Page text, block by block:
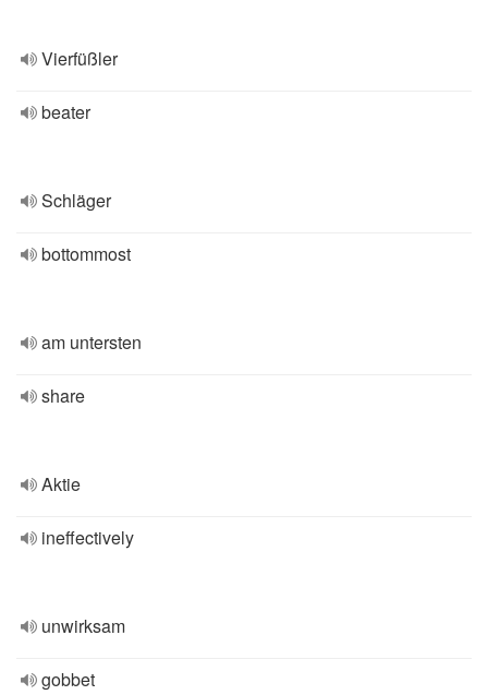
Vierfüßler
beater
Schläger
bottommost
am untersten
share
Aktie
ineffectively
unwirksam
gobbet